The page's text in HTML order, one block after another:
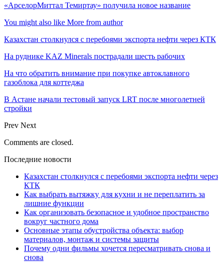
«АрселорМиттал Темиртау» получила новое название
You might also like More from author
Казахстан столкнулся с перебоями экспорта нефти через КТК
На руднике KAZ Minerals пострадали шесть рабочих
На что обратить внимание при покупке автоклавного
газоблока для коттеджа
В Астане начали тестовый запуск LRT после многолетней
стройки
Prev Next
Comments are closed.
Последние новости
Казахстан столкнулся с перебоями экспорта нефти через
КТК
Как выбрать вытяжку для кухни и не переплатить за
лишние функции
Как организовать безопасное и удобное пространство
вокруг частного дома
Основные этапы обустройства объекта: выбор
материалов, монтаж и системы защиты
Почему одни фильмы хочется пересматривать снова и
снова